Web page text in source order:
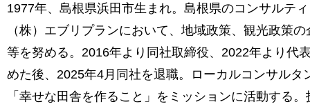
1977年、島根県浜田市生まれ。島根県のコンサルテ
（株）エブリプランにおいて、地域政策、観光政策
等を努める。2016年より同社取締役、2022年より代
めた後、2025年4月同社を退職。ローカルコンサルタ
「幸せな田舎を作ること」をミッションに活動する